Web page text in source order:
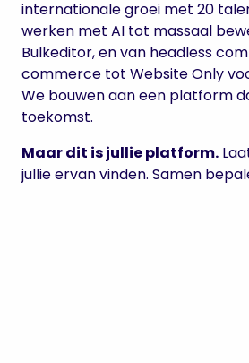
internationale groei met 20
werken met AI tot massaal
Bulkeditor, en van headless
commerce tot Website Only
We bouwen aan een platform
toekomst.
Maar dit is jullie platform.
jullie ervan vinden. Samen